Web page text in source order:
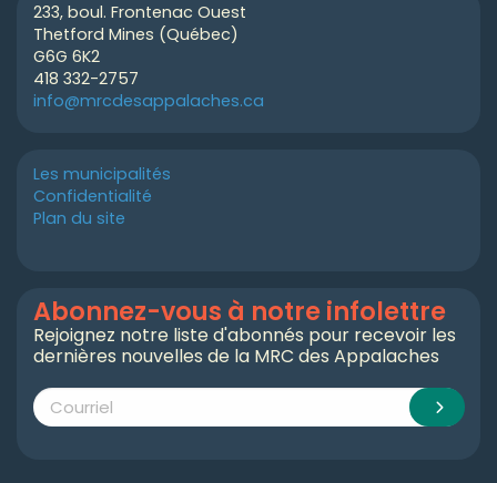
233, boul. Frontenac Ouest
Thetford Mines (Québec)
G6G 6K2
418 332-2757
info@mrcdesappalaches.ca
Les municipalités
Confidentialité
Plan du site
Abonnez-vous à notre infolettre
Rejoignez notre liste d'abonnés pour recevoir les
dernières nouvelles de la MRC des Appalaches